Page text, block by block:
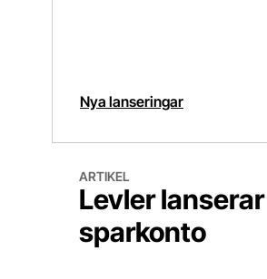
Nya lanseringar
ARTIKEL
Levler lanserar
sparkonto